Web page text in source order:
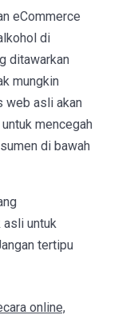
eCommerce
di
ditawarkan
mungkin
web asli akan
mencegah
di bawah
asli untuk
tertipu
online,